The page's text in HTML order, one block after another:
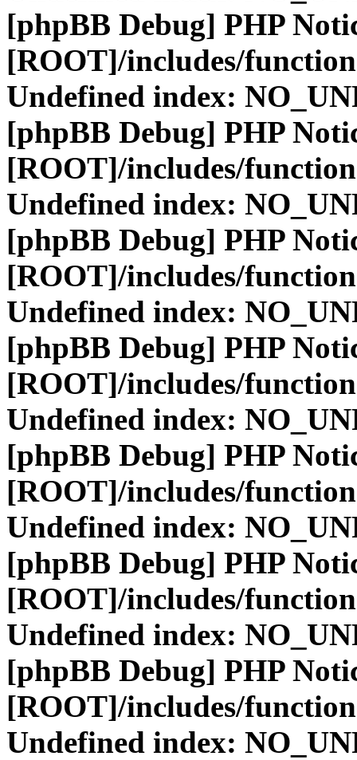
[phpBB Debug] PHP
[ROOT]/includes/
Undefined index:
[phpBB Debug] PHP
[ROOT]/includes/
Undefined index:
[phpBB Debug] PHP
[ROOT]/includes/
Undefined index:
[phpBB Debug] PHP
[ROOT]/includes/
Undefined index:
[phpBB Debug] PHP
[ROOT]/includes/
Undefined index:
[phpBB Debug] PHP
[ROOT]/includes/
Undefined index:
[phpBB Debug] PHP
[ROOT]/includes/
Undefined index: